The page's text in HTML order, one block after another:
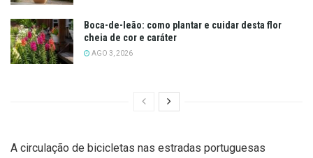
Boca-de-leão: como plantar e cuidar desta flor
cheia de cor e caráter
AGO 3, 2026
A circulação de bicicletas nas estradas portuguesas